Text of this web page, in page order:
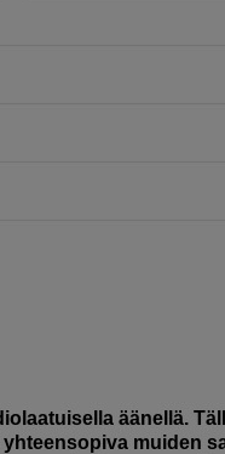
äänellä.
muiden